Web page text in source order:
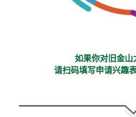
如果你对旧金山
请扫码填写申请兴趣